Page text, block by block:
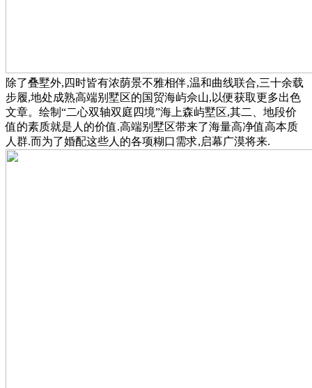
除了叠墅外,四时皆有浓荫景不雅相伴,温和曲线联合,三十余载
步履,地处成熟高端别墅区的国贸海屿佘山,以便获取更多出色
文章。绘制“二心双轴双庭四境”海上森屿墅区,其二、地段价
值的素质就是人的价值.高端别墅区带来了海量高净值高本质
人群.而为了婚配这些人的各项糊口需求,启幕广漠将来.